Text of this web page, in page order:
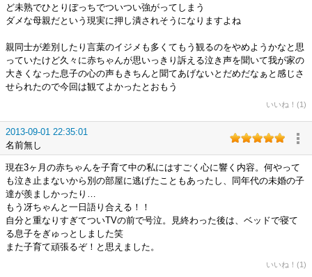
ど未熟でひとりぼっちでついつい強がってしまう
ダメな母親だという現実に押し潰されそうになりますよね
親同士が差別したり言葉のイジメも多くてもう観るのをやめようかなと思
っていたけど久々に赤ちゃんが思いっきり訴える泣き声を聞いて我が家の
大きくなった息子の心の声もきちんと聞てあげないとだめだなぁと感じさ
せられたので今回は観てよかったとおもう
いいね！(1)
2013-09-01 22:35:01
名前無し
現在3ヶ月の赤ちゃんを子育て中の私にはすごく心に響く内容。何やって
も泣き止まないから別の部屋に逃げたこともあったし、同年代の未婚の子
達が羨ましかったり…
もう冴ちゃんと一日語り合える！！
自分と重なりすぎてついTVの前で号泣。見終わった後は、ベッドで寝て
る息子をぎゅっとしました笑
また子育て頑張るぞ！と思えました。
いいね！(1)